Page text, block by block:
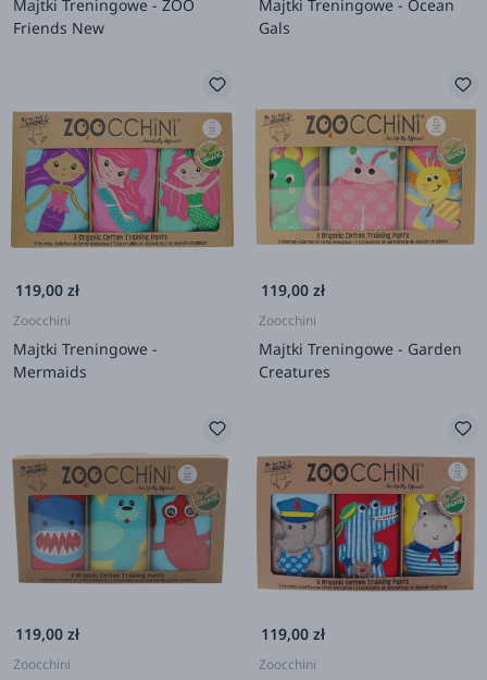
Majtki Treningowe - ZOO
Friends New
Majtki Treningowe - Ocean
Gals
119,00 zł
Zoocchini
Majtki Treningowe -
Mermaids
119,00 zł
Zoocchini
Majtki Treningowe - Garden
Creatures
119,00 zł
Zoocchini
119,00 zł
Zoocchini